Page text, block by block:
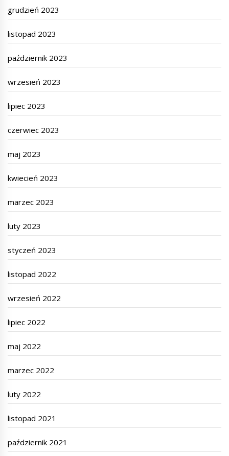
grudzień 2023
listopad 2023
październik 2023
wrzesień 2023
lipiec 2023
czerwiec 2023
maj 2023
kwiecień 2023
marzec 2023
luty 2023
styczeń 2023
listopad 2022
wrzesień 2022
lipiec 2022
maj 2022
marzec 2022
luty 2022
listopad 2021
październik 2021